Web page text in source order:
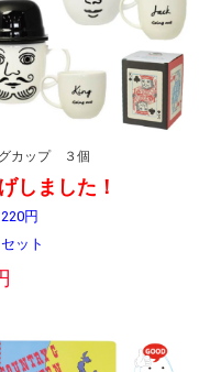
カップ ３個
しました！
円
ット